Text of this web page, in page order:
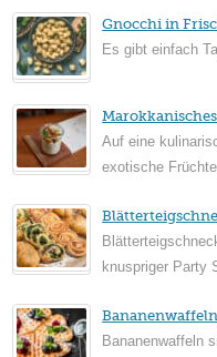
Gnocchi in
Es gibt einfach
Auf eine
exotische
knuspriger Party
Bananenwaffeln
Bananenwaffeln